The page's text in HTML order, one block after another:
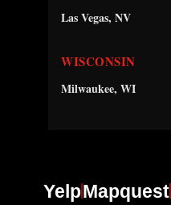
Las Vegas, NV
WISCONSIN
Milwaukee, WI
YelpMapquest